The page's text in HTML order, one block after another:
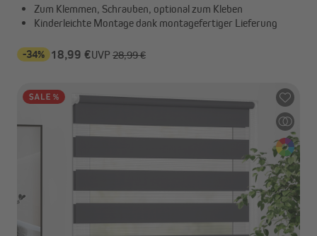
Zum Klemmen, Schrauben, optional zum Kleben
Kinderleichte Montage dank montagefertiger Lieferung
-34% 18,99 €UVP 28,99 €